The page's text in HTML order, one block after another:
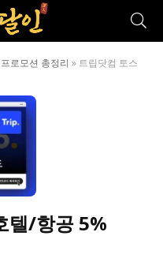
로모션 총정리 » 트립닷컴 토스
텔/항공 5%